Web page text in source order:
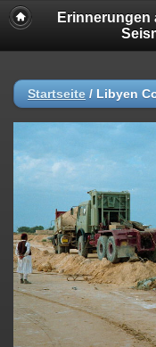
Erinnerungen
Startseite / Libyen